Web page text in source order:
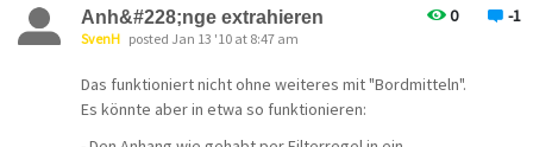
0 -1
Anh&#228;nge extrahieren
SvenH posted Jan 13 '10 at 8:47 am
Das funktioniert nicht ohne weiteres mit "Bordmitteln".
Es könnte aber in etwa so funktionieren: